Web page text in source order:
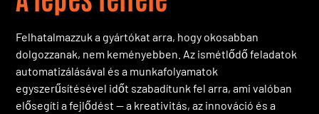
Felhatalmazzuk a gyártókat arra, hogy okosabban
dolgozzanak, nem keményebben. Az ismétlődő feladatok
automatizálásával és a munkafolyamatok
egyszerűsítésével időt szabadítunk fel arra, ami valóban
elősegíti a fejlődést — a kreativitás, az innováció és a